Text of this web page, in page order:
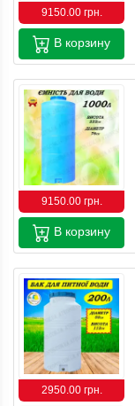
9150.00 грн.
В корзину
9150.00 грн.
В корзину
2950.00 грн.